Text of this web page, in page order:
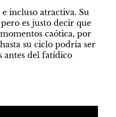
incluso atractiva. Su
es justo decir que
caótica, por
su ciclo podría ser
antes del fatídico